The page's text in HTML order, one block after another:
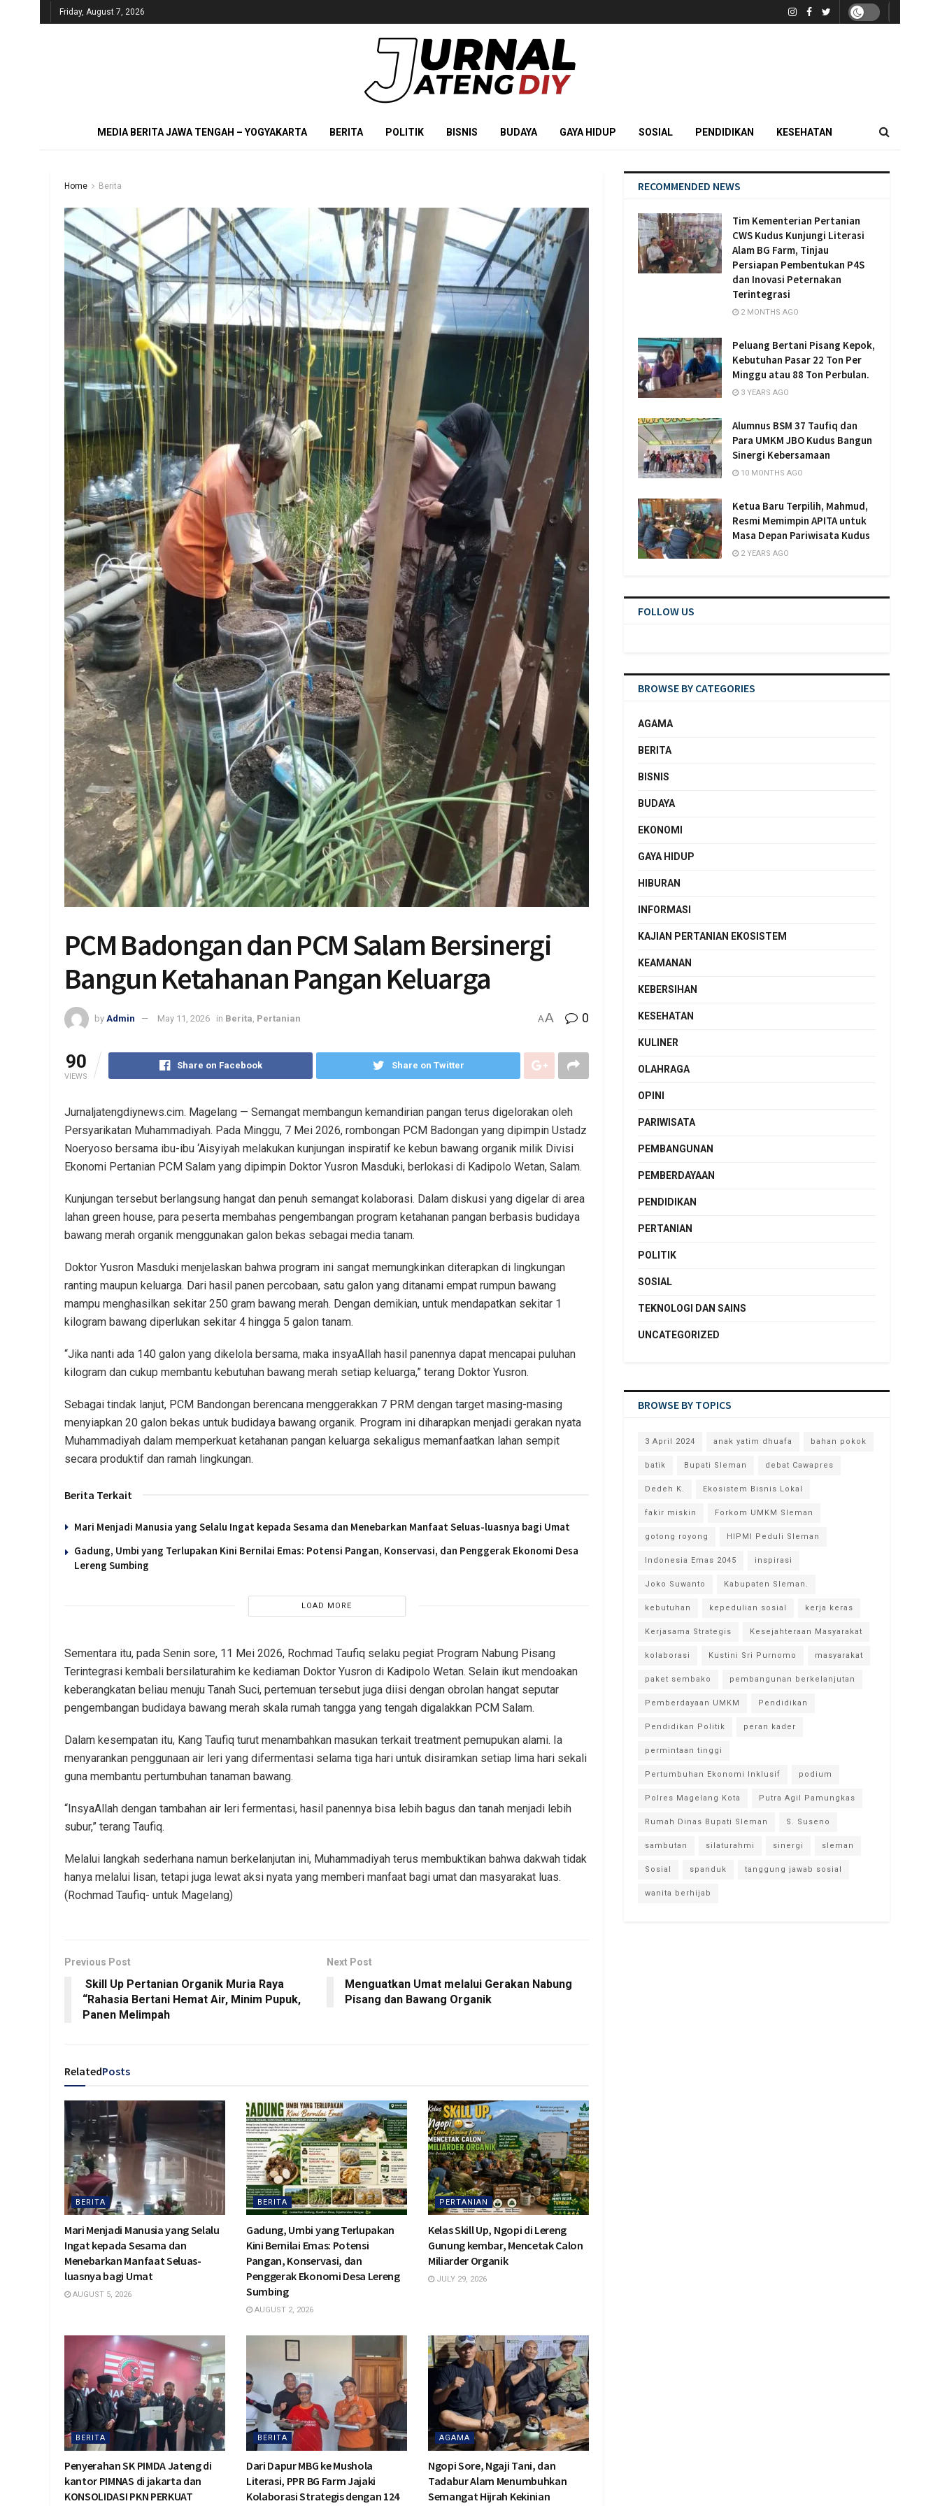
Friday, August 7, 2026
MEDIA BERITA JAWA TENGAH – YOGYAKARTA BERITA POLITIK BISNIS BUDAYA GAYA HIDUP SOSIAL PENDIDIKAN KESEHATAN
Home Berita
PCM Badongan dan PCM Salam Bersinergi
Bangun Ketahanan Pangan Keluarga
by Admin May 11, 2026 in Berita Pertanian AA 0
90
VIEWS
Share on Facebook Share on Twitter
Jurnaljatengdiynews.cim. Magelang — Semangat membangun kemandirian pangan terus digelorakan oleh
Persyarikatan Muhammadiyah. Pada Minggu, 7 Mei 2026, rombongan PCM Badongan yang dipimpin Ustadz
Noeryoso bersama ibu-ibu ‘Aisyiyah melakukan kunjungan inspiratif ke kebun bawang organik milik Divisi
Ekonomi Pertanian PCM Salam yang dipimpin Doktor Yusron Masduki, berlokasi di Kadipolo Wetan, Salam.
Kunjungan tersebut berlangsung hangat dan penuh semangat kolaborasi. Dalam diskusi yang digelar di area
lahan green house, para peserta membahas pengembangan program ketahanan pangan berbasis budidaya
bawang merah organik menggunakan galon bekas sebagai media tanam.
Doktor Yusron Masduki menjelaskan bahwa program ini sangat memungkinkan diterapkan di lingkungan
ranting maupun keluarga. Dari hasil panen percobaan, satu galon yang ditanami empat rumpun bawang
mampu menghasilkan sekitar 250 gram bawang merah. Dengan demikian, untuk mendapatkan sekitar 1
kilogram bawang diperlukan sekitar 4 hingga 5 galon tanam.
“Jika nanti ada 140 galon yang dikelola bersama, maka insyaAllah hasil panennya dapat mencapai puluhan
kilogram dan cukup membantu kebutuhan bawang merah setiap keluarga,” terang Doktor Yusron.
Sebagai tindak lanjut, PCM Bandongan berencana menggerakkan 7 PRM dengan target masing-masing
menyiapkan 20 galon bekas untuk budidaya bawang organik. Program ini diharapkan menjadi gerakan nyata
Muhammadiyah dalam memperkuat ketahanan pangan keluarga sekaligus memanfaatkan lahan sempit
secara produktif dan ramah lingkungan.
Berita Terkait
Mari Menjadi Manusia yang Selalu Ingat kepada Sesama dan Menebarkan Manfaat Seluas-luasnya bagi Umat
Gadung, Umbi yang Terlupakan Kini Bernilai Emas: Potensi Pangan, Konservasi, dan Penggerak Ekonomi Desa
Lereng Sumbing
LOAD MORE
Sementara itu, pada Senin sore, 11 Mei 2026, Rochmad Taufiq selaku pegiat Program Nabung Pisang
Terintegrasi kembali bersilaturahim ke kediaman Doktor Yusron di Kadipolo Wetan. Selain ikut mendoakan
keberangkatan beliau menuju Tanah Suci, pertemuan tersebut juga diisi dengan obrolan hangat seputar
pengembangan budidaya bawang merah skala rumah tangga yang tengah digalakkan PCM Salam.
Dalam kesempatan itu, Kang Taufiq turut menambahkan masukan terkait treatment pemupukan alami. Ia
menyarankan penggunaan air leri yang difermentasi selama tiga hari untuk disiramkan setiap lima hari sekali
guna membantu pertumbuhan tanaman bawang.
“InsyaAllah dengan tambahan air leri fermentasi, hasil panennya bisa lebih bagus dan tanah menjadi lebih
subur,” terang Taufiq.
Melalui langkah sederhana namun berkelanjutan ini, Muhammadiyah terus membuktikan bahwa dakwah tidak
hanya melalui lisan, tetapi juga lewat aksi nyata yang memberi manfaat bagi umat dan masyarakat luas.
(Rochmad Taufiq- untuk Magelang)
Previous Post
Skill Up Pertanian Organik Muria Raya
“Rahasia Bertani Hemat Air, Minim Pupuk,
Panen Melimpah
Next Post
Menguatkan Umat melalui Gerakan Nabung
Pisang dan Bawang Organik
RelatedPosts
BERITA
Mari Menjadi Manusia yang Selalu
Ingat kepada Sesama dan
Menebarkan Manfaat Seluas-
luasnya bagi Umat
AUGUST 5, 2026
BERITA
Gadung, Umbi yang Terlupakan
Kini Bernilai Emas: Potensi
Pangan, Konservasi, dan
Penggerak Ekonomi Desa Lereng
Sumbing
AUGUST 2, 2026
PERTANIAN
Kelas Skill Up, Ngopi di Lereng
Gunung kembar, Mencetak Calon
Miliarder Organik
JULY 29, 2026
BERITA
Penyerahan SK PIMDA Jateng di
kantor PIMNAS di jakarta dan
KONSOLIDASI PKN PERKUAT
BERITA
Dari Dapur MBG ke Mushola
Literasi, PPR BG Farm Jajaki
Kolaborasi Strategis dengan 124
AGAMA
Ngopi Sore, Ngaji Tani, dan
Tadabur Alam Menumbuhkan
Semangat Hijrah Kekinian
RECOMMENDED NEWS
Tim Kementerian Pertanian
CWS Kudus Kunjungi Literasi
Alam BG Farm, Tinjau
Persiapan Pembentukan P4S
dan Inovasi Peternakan
Terintegrasi
2 MONTHS AGO
Peluang Bertani Pisang Kepok,
Kebutuhan Pasar 22 Ton Per
Minggu atau 88 Ton Perbulan.
3 YEARS AGO
Alumnus BSM 37 Taufiq dan
Para UMKM JBO Kudus Bangun
Sinergi Kebersamaan
10 MONTHS AGO
Ketua Baru Terpilih, Mahmud,
Resmi Memimpin APITA untuk
Masa Depan Pariwisata Kudus
2 YEARS AGO
FOLLOW US
BROWSE BY CATEGORIES
AGAMA
BERITA
BISNIS
BUDAYA
EKONOMI
GAYA HIDUP
HIBURAN
INFORMASI
KAJIAN PERTANIAN EKOSISTEM
KEAMANAN
KEBERSIHAN
KESEHATAN
KULINER
OLAHRAGA
OPINI
PARIWISATA
PEMBANGUNAN
PEMBERDAYAAN
PENDIDIKAN
PERTANIAN
POLITIK
SOSIAL
TEKNOLOGI DAN SAINS
UNCATEGORIZED
BROWSE BY TOPICS
3 April 2024 anak yatim dhuafa bahan pokok
batik Bupati Sleman debat Cawapres
Dedeh K. Ekosistem Bisnis Lokal
fakir miskin Forkom UMKM Sleman
gotong royong HIPMI Peduli Sleman
Indonesia Emas 2045 inspirasi
Joko Suwanto Kabupaten Sleman.
kebutuhan kepedulian sosial kerja keras
Kerjasama Strategis Kesejahteraan Masyarakat
kolaborasi Kustini Sri Purnomo masyarakat
paket sembako pembangunan berkelanjutan
Pemberdayaan UMKM Pendidikan
Pendidikan Politik peran kader
permintaan tinggi
Pertumbuhan Ekonomi Inklusif podium
Polres Magelang Kota Putra Agil Pamungkas
Rumah Dinas Bupati Sleman S. Suseno
sambutan silaturahmi sinergi sleman
Sosial spanduk tanggung jawab sosial
wanita berhijab